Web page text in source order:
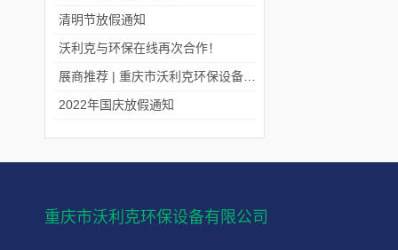
清明节放假通知
沃利克与环保在线再次合作！
2022年国庆放假通知
重庆市沃利克环保设备有限公司